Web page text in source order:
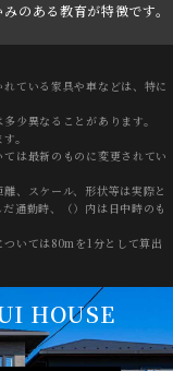
のある教育が特徴です。
ている家具や車などは、特に
少異なることがあります。
。
は最新のものに変更されてい
、スケール、形状等は実際と
通勤時、（）内は日中時のも
いては80mを1分として算出
HOUSE